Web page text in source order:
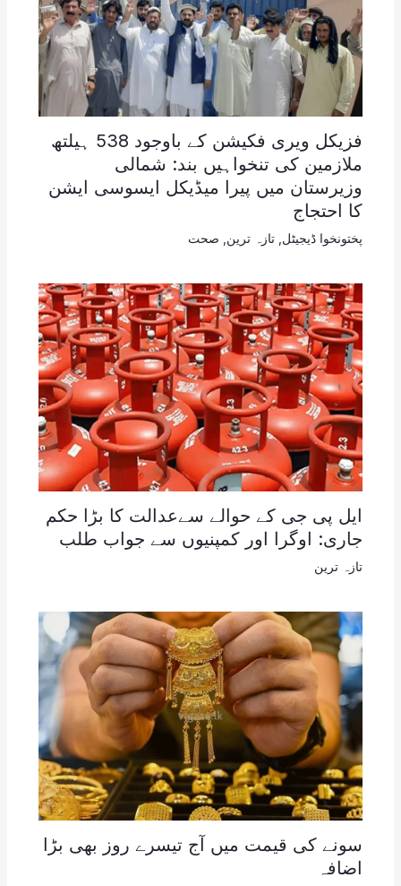
فزیکل ویری فکیشن کے باوجود 538 ہیلتھ
ملازمین کی تنخواہیں بند: شمالی
وزیرستان میں پیرا میڈیکل ایسوسی ایشن
کا احتجاج
پختونخوا ڈیجیٹل تازہ ترین صحت
ایل پی جی کے حوالے سےعدالت کا بڑا حکم
جاری: اوگرا اور کمپنیوں سے جواب طلب
تازہ ترین
سونے کی قیمت میں آج تیسرے روز بھی بڑا
اضافہ